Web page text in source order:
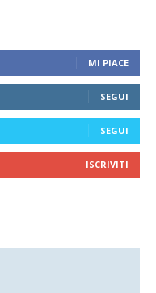
MI PIACE
SEGUI
SEGUI
ISCRIVITI